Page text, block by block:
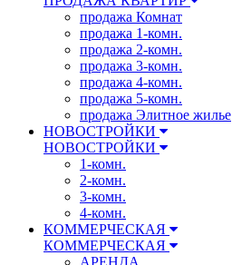
продажа Комнат
продажа 1-комн.
продажа 2-комн.
продажа 3-комн.
продажа 4-комн.
продажа 5-комн.
продажа Элитное жилье
НОВОСТРОЙКИ
НОВОСТРОЙКИ
1-комн.
2-комн.
3-комн.
4-комн.
КОММЕРЧЕСКАЯ
КОММЕРЧЕСКАЯ